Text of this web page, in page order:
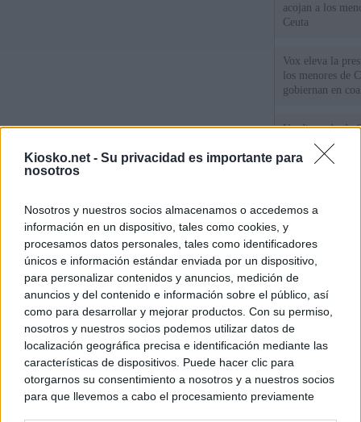
Kiosko.net - Su privacidad es importante para
nosotros
Nosotros y nuestros socios almacenamos o accedemos a
información en un dispositivo, tales como cookies, y
procesamos datos personales, tales como identificadores
únicos e información estándar enviada por un dispositivo,
para personalizar contenidos y anuncios, medición de
anuncios y del contenido e información sobre el público, así
como para desarrollar y mejorar productos. Con su permiso,
nosotros y nuestros socios podemos utilizar datos de
localización geográfica precisa e identificación mediante las
características de dispositivos. Puede hacer clic para
otorgarnos su consentimiento a nosotros y a nuestros socios
para que llevemos a cabo el procesamiento previamente
acojan a los
Ceuta
Vox eleva la
los menores de
gobiernan en
Un diputado de
ante la Fiscalía
los inmigrantes”
ministros
de Ceuta
© Kiosko.net Aviso Legal Privacidad y Cookies